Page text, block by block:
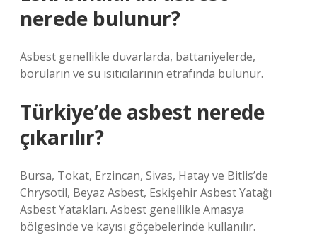
nerede bulunur?
Asbest genellikle duvarlarda, battaniyelerde,
boruların ve su ısıtıcılarının etrafında bulunur.
Türkiye’de asbest nerede
çıkarılır?
Bursa, Tokat, Erzincan, Sivas, Hatay ve Bitlis’de
Chrysotil, Beyaz Asbest, Eskişehir Asbest Yatağı
Asbest Yatakları. Asbest genellikle Amasya
bölgesinde ve kayısı göçebelerinde kullanılır.